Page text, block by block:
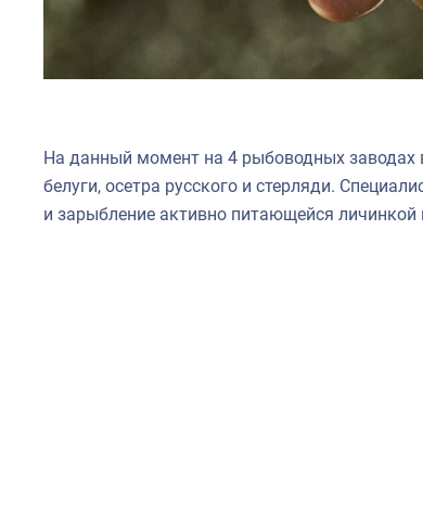
На данный момент на 4 рыбоводных заводах
белуги, осетра русского и стерляди.
и зарыбление активно питающейся личинкой